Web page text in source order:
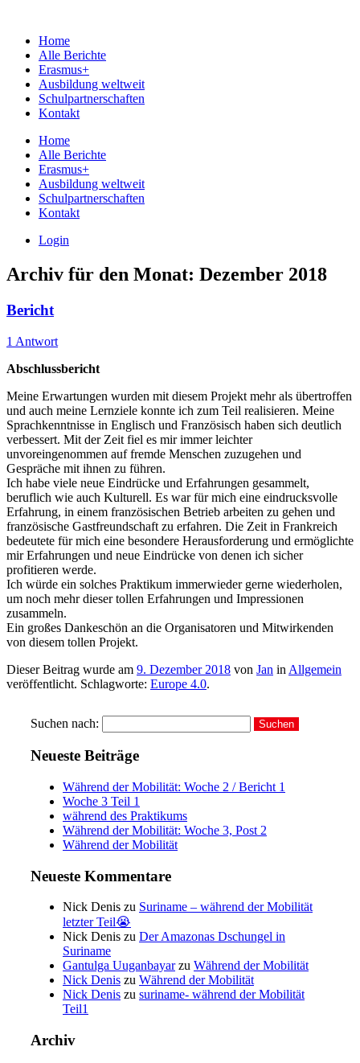
Home
Alle Berichte
Erasmus+
Ausbildung weltweit
Schulpartnerschaften
Kontakt
Home
Alle Berichte
Erasmus+
Ausbildung weltweit
Schulpartnerschaften
Kontakt
Login
Archiv für den Monat: Dezember 2018
Bericht
1 Antwort
Abschlussbericht
Meine Erwartungen wurden mit diesem Projekt mehr als übertroffen
und auch meine Lernziele konnte ich zum Teil realisieren. Meine
Sprachkenntnisse in Englisch und Französisch haben sich deutlich
verbessert. Mit der Zeit fiel es mir immer leichter
unvoreingenommen auf fremde Menschen zuzugehen und
Gespräche mit ihnen zu führen.
Ich habe viele neue Eindrücke und Erfahrungen gesammelt,
beruflich wie auch Kulturell. Es war für mich eine eindrucksvolle
Erfahrung, in einem französischen Betrieb arbeiten zu gehen und
französische Gastfreundschaft zu erfahren. Die Zeit in Frankreich
bedeutete für mich eine besondere Herausforderung und ermöglichte
mir Erfahrungen und neue Eindrücke von denen ich sicher
profitieren werde.
Ich würde ein solches Praktikum immerwieder gerne wiederholen,
um noch mehr dieser tollen Erfahrungen und Impressionen
zusammeln.
Ein großes Dankeschön an die Organisatoren und Mitwirkenden
von diesem tollen Projekt.
Dieser Beitrag wurde am 9. Dezember 2018 von Jan in Allgemein
veröffentlicht. Schlagworte: Europe 4.0.
Suchen nach:
Neueste Beiträge
Während der Mobilität: Woche 2 / Bericht 1
Woche 3 Teil 1
während des Praktikums
Während der Mobilität: Woche 3, Post 2
Während der Mobilität
Neueste Kommentare
Nick Denis zu Suriname – während der Mobilität
letzter Teil😭
Nick Denis zu Der Amazonas Dschungel in
Suriname
Gantulga Uuganbayarzu Während der Mobilität
Nick Denis zu Während der Mobilität
Nick Denis zu suriname- während der Mobilität
Teil1
Archiv